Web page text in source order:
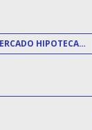
MERCADO HIPOTECARIO